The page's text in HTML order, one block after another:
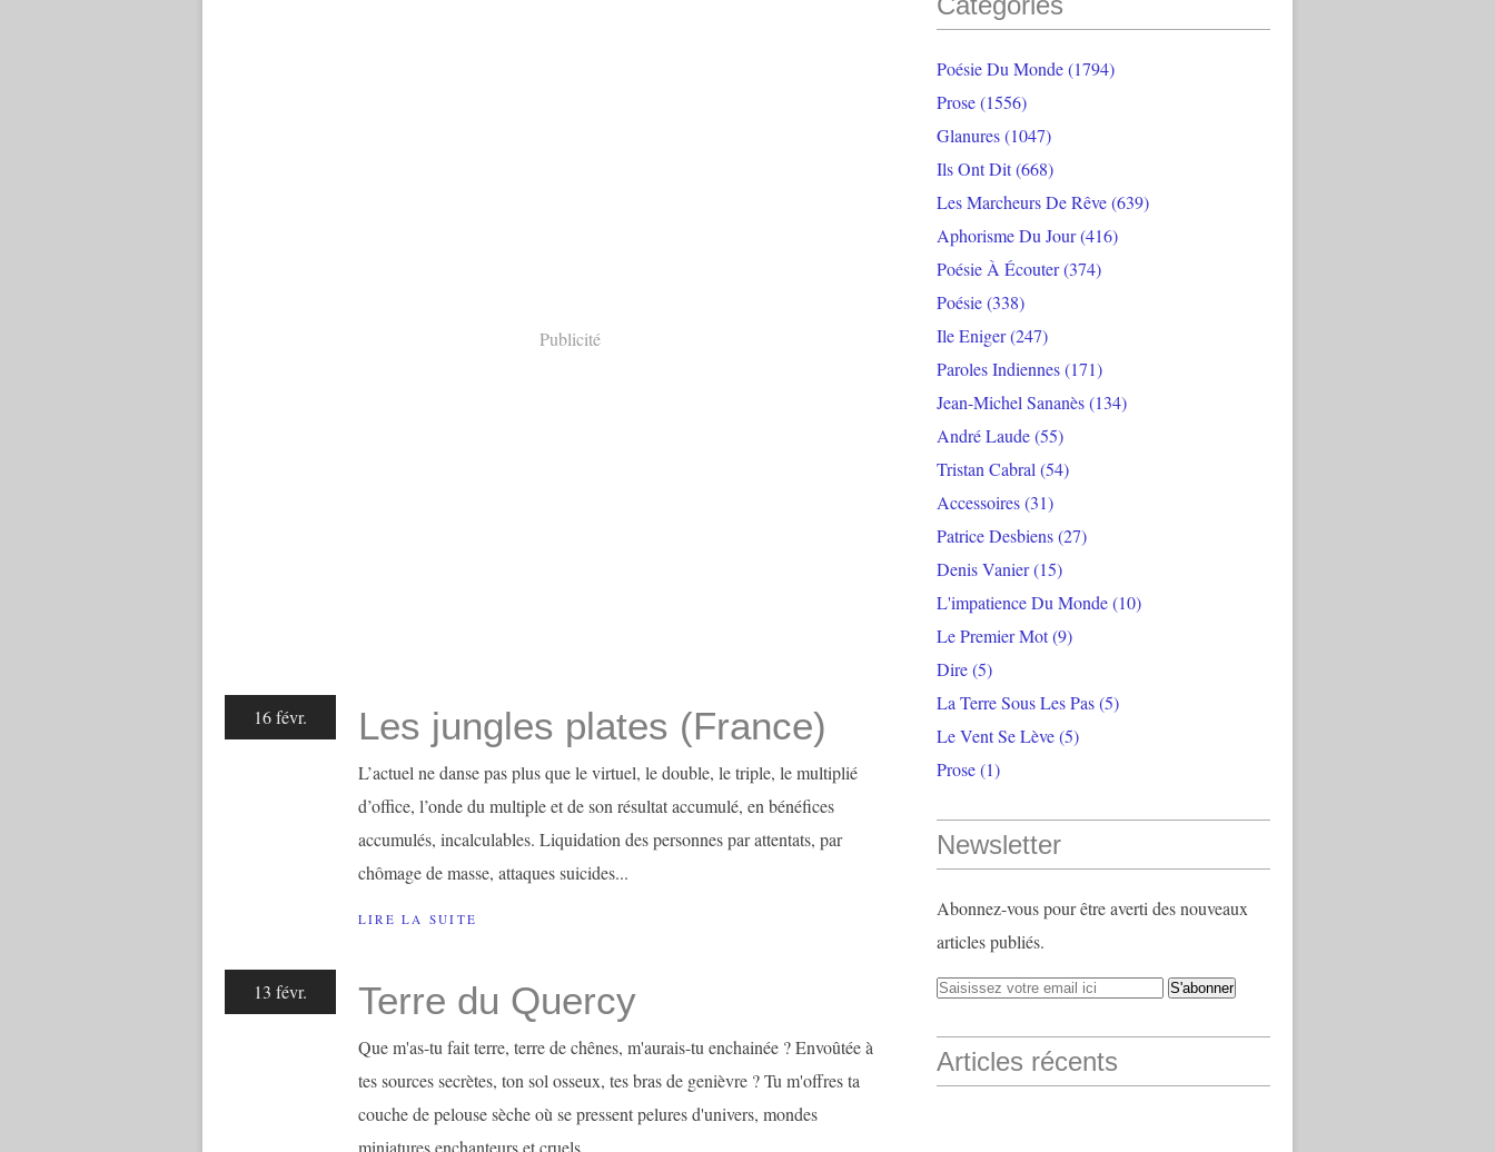
Publicité
16 févr. Les jungles plates (France)
L’actuel ne danse pas plus que le virtuel, le double, le triple, le multiplié
d’office, l’onde du multiple et de son résultat accumulé, en bénéfices
accumulés, incalculables. Liquidation des personnes par attentats, par
chômage de masse, attaques suicides...
LIRE LA SUITE
13 févr. Terre du Quercy
Que m'as-tu fait terre, terre de chênes, m'aurais-tu enchainée ? Envoûtée à
tes sources secrètes, ton sol osseux, tes bras de genièvre ? Tu m'offres ta
couche de pelouse sèche où se pressent pelures d'univers, mondes
miniatures enchanteurs et cruels....
Poésie Du Monde(1794)
Prose(1556)
Glanures(1047)
Ils Ont Dit(668)
Les Marcheurs De Rêve(639)
Aphorisme Du Jour(416)
Poésie À Écouter(374)
Poésie(338)
Ile Eniger(247)
Paroles Indiennes(171)
Jean-Michel Sananès(134)
André Laude(55)
Tristan Cabral (54)
Accessoires(31)
Patrice Desbiens(27)
Denis Vanier(15)
L'impatience Du Monde(10)
Le Premier Mot(9)
Dire(5)
La Terre Sous Les Pas(5)
Le Vent Se Lève(5)
Prose(1)
Newsletter
Abonnez-vous pour être averti des nouveaux
articles publiés.
Articles récents